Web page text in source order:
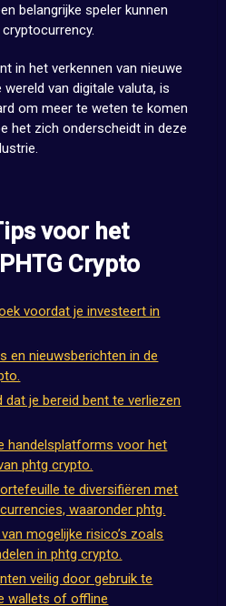
belangrijke speler kunnen
in het verkennen van nieuwe
van digitale valuta, is
om meer te weten te komen
het zich onderscheidt in deze
voor het
Crypto
voordat je investeert in
en nieuwsberichten in de
dat je bereid bent te verliezen
handelsplatforms voor het
phtg crypto.
te diversifiëren met
waaronder phtg.
mogelijke risico’s zoals
in phtg crypto.
veilig door gebruik te
wallets of offline